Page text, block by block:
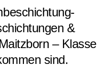
&
– Klasse
sind.